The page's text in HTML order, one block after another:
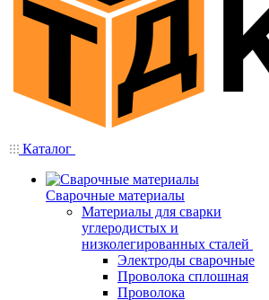
Каталог
Сварочные материалы
Материалы для сварки
углеродистых и
низколегированных сталей
Электроды сварочные
Проволока сплошная
Проволока